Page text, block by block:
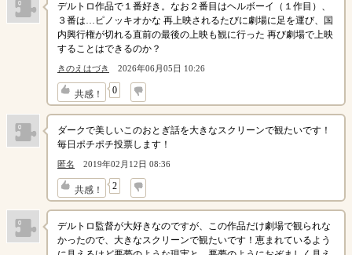
デルトロ作品で１番好き。なお２番目はヘルボーイ（１作目）、
３番は…ピノッキオかな 再上映されるたびに劇場に足を運び、国
内興行権が切れる直前の最後の上映も観に行った 再び劇場で上映
することはできるのか？
きのえはづき 2026年06月05日 10:26
共感！ 0
↓
ダークで美しいこのおとぎ話を大きなスクリーンで観たいです！
毎日ポチポチ投票します！
匿名 2019年02月12日 08:36
共感！ 2
↓
デルトロ監督が大好きなのですが、この作品だけ劇場で観られな
かったので、大きなスクリーンで観たいです！恵まれているよう